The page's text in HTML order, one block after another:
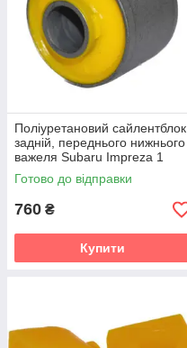
Поліуретановий сайлентблок
задній, переднього нижнього
важеля Subaru Impreza 1
gen. (GC) Купе (1995-2000)
v19
Готово до відправки
760 ₴
Купити